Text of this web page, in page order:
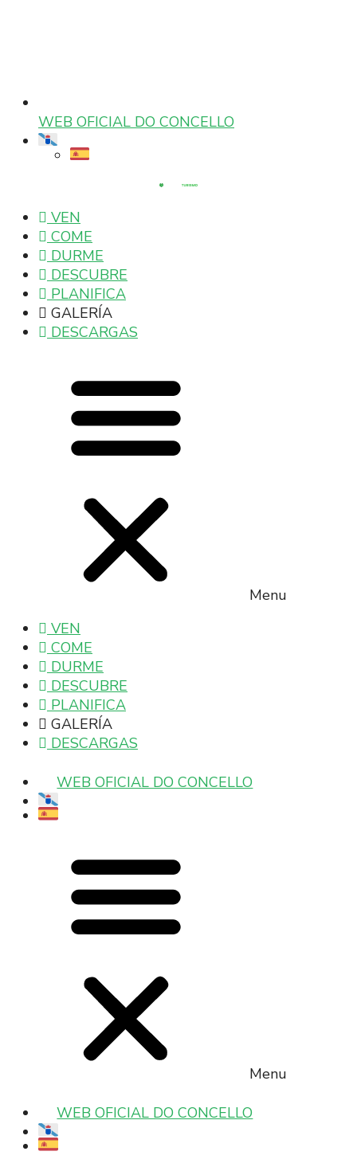
WEB OFICIAL DO CONCELLO
VEN
COME
DURME
DESCUBRE
PLANIFICA
GALERÍA
DESCARGAS
Menu
VEN
COME
DURME
DESCUBRE
PLANIFICA
GALERÍA
DESCARGAS
WEB OFICIAL DO CONCELLO
Menu
WEB OFICIAL DO CONCELLO